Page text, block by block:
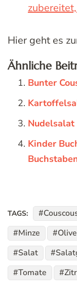
Hier geht es
Ähnliche
Bunter
Nudelsalat
Kinder
TAGS:
Minze
Salat
Tomate